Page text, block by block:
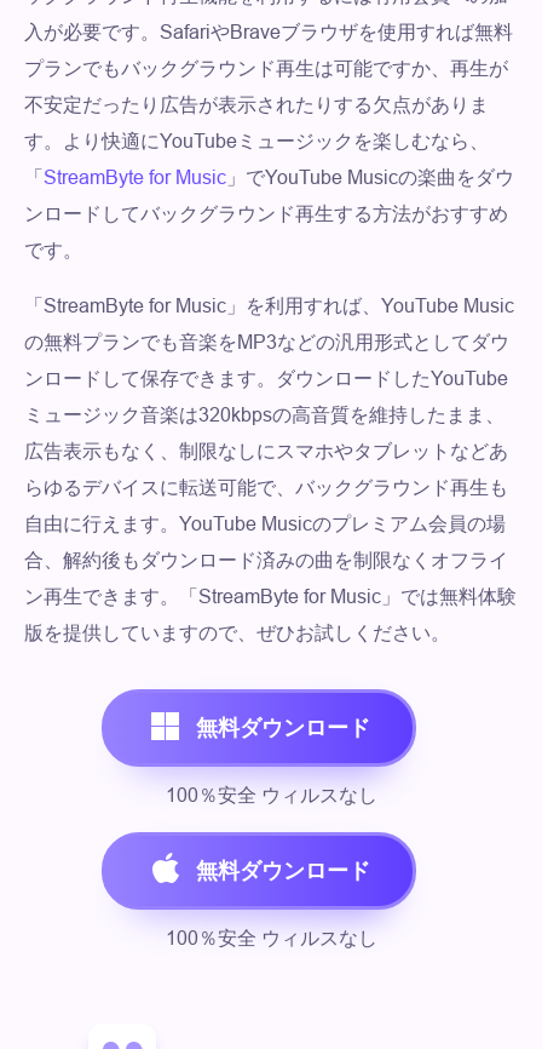
入が必要です。SafariやBraveブラウザを使用すれば無料
プランでもバックグラウンド再生は可能ですか、再生が
不安定だったり広告が表示されたりする欠点がありま
す。より快適にYouTubeミュージックを楽しむなら、
「StreamByte for Music 」でYouTube Musicの楽曲をダウ
ンロードしてバックグラウンド再生する方法がおすすめ
です。
「StreamByte for Music」を利用すれば、YouTube Music
の無料プランでも音楽をMP3などの汎用形式としてダウ
ンロードして保存できます。ダウンロードしたYouTube
ミュージック音楽は320kbpsの高音質を維持したまま、
広告表示もなく、制限なしにスマホやタブレットなどあ
らゆるデバイスに転送可能で、バックグラウンド再生も
自由に行えます。YouTube Musicのプレミアム会員の場
合、解約後もダウンロード済みの曲を制限なくオフライ
ン再生できます。「StreamByte for Music」では無料体験
版を提供していますので、ぜひお試しください。
無料ダウンロード
100％安全 ウィルスなし
無料ダウンロード
100％安全 ウィルスなし